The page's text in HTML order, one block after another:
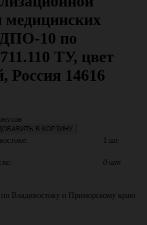
медицинских
10 по
ТУ, цвет
Россия 14616
В КОРЗИНУ
1 шт
0 шт
Владивостоку и Приморскому краю